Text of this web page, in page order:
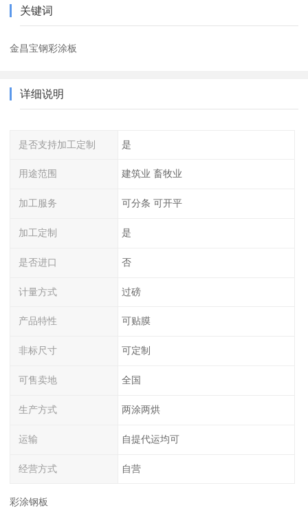
关键词
金昌宝钢彩涂板
详细说明
是否支持加工定制 是
用途范围 建筑业 畜牧业
加工服务 可分条 可开平
加工定制 是
是否进口 否
计量方式 过磅
产品特性 可贴膜
非标尺寸 可定制
可售卖地 全国
生产方式 两涂两烘
运输 自提代运均可
经营方式 自营
彩涂钢板